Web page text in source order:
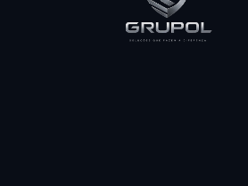
Informações»
supervisão contínua
ocorrências